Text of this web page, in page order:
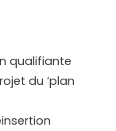
qualifiante
du ‘plan